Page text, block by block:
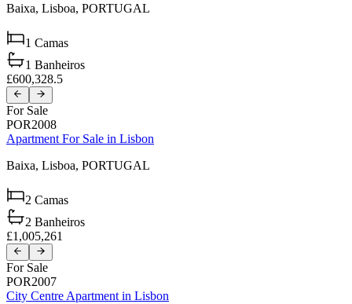
Baixa, Lisboa, PORTUGAL
1 Camas
1 Banheiros
£600,328.5
For Sale
POR2008
Apartment For Sale in Lisbon
Baixa, Lisboa, PORTUGAL
2 Camas
2 Banheiros
£1,005,261
For Sale
POR2007
City Centre Apartment in Lisbon